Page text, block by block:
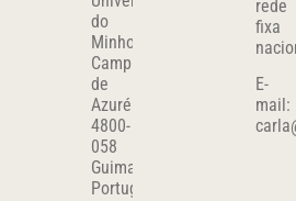
do
Minho
Campus
de
Azurém
4800-
058
Guimarães
Portugal
rede
fixa
E-
mail: